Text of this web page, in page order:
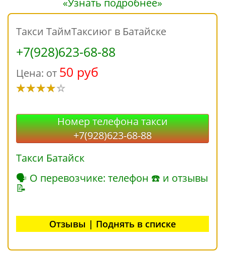
«Узнать подробнее»
Такси ТаймТаксиюг в Батайске
+7(928)623-68-88
Цена: от 50 руб
Номер телефона такси
+7(928)623-68-88
Такси Батайск
🗣 О перевозчике: телефон ☎ и отзывы
📝
Отзывы | Поднять в списке